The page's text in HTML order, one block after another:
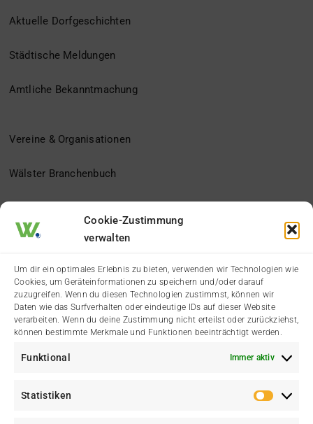
Cookie-Zustimmung
verwalten
Um dir ein optimales Erlebnis zu bieten, verwenden wir Technologien wie
Cookies, um Geräteinformationen zu speichern und/oder darauf
zuzugreifen. Wenn du diesen Technologien zustimmst, können wir
Daten wie das Surfverhalten oder eindeutige IDs auf dieser Website
verarbeiten. Wenn du deine Zustimmung nicht erteilst oder zurückziehst,
können bestimmte Merkmale und Funktionen beeinträchtigt werden.
Funktional Immer aktiv
Statistiken
Aktuelle Dorfgeschichten
Städtische Meldungen
Amtliche Bekanntmachung
Vereine & Organisationen
Wälster Branchenbuch
Datenschutzerklärung
Cookie-Richtlinie (EU)
Kontakt